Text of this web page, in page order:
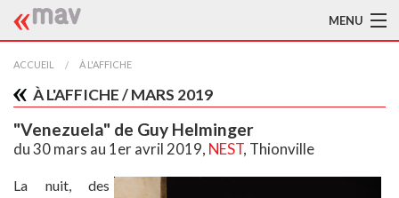
MENU
ACCUEIL
LA MAV
BIBLIOTHÈQUE
ACCUEIL À L'AFFICHE
À L'AFFICHE / MARS 2019
"Venezuela" de Guy Helminger
du 30 mars au 1er avril 2019, NEST, Thionville
La nuit, des